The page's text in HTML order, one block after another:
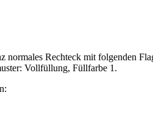
normales Rechteck mit folgenden
Vollfüllung, Füllfarbe 1.